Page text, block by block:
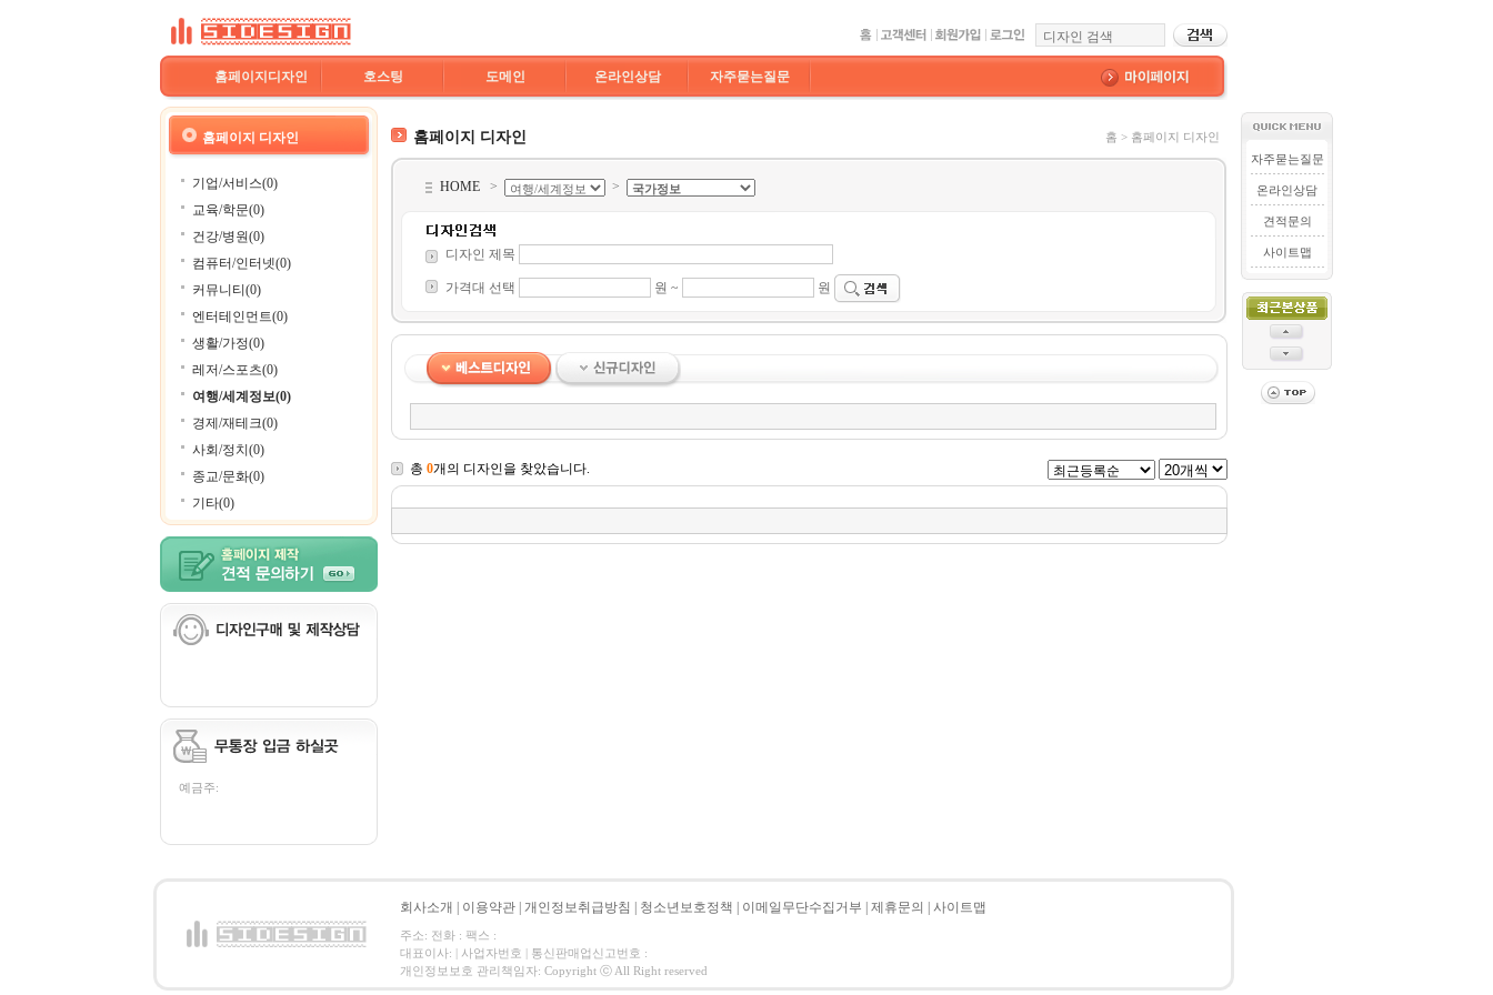
홈페이지디자인 호스팅 도메인 온라인상담 자주묻는질문
홈페이지 디자인
기업/서비스(0)
교육/학문(0)
건강/병원(0)
컴퓨터/인터넷(0)
커뮤니티(0)
엔터테인먼트(0)
생활/가정(0)
레저/스포츠(0)
여행/세계정보(0)
경제/재테크(0)
사회/정치(0)
종교/문화(0)
기타(0)
예금주:
홈페이지 디자인 홈 > 홈페이지 디자인
HOME > >
디자인 제목
가격대 선택 원 ~ 원
총 0개의 디자인을 찾았습니다.
자주묻는질문
온라인상담
견적문의
사이트맵
회사소개 이용약관 개인정보취급방침 청소년보호정책 이메일무단수집거부 제휴문의 사이트맵
주소: 전화 : 팩스 :
대표이사: | 사업자번호 | 통신판매업신고번호 :
개인정보보호 관리책임자: Copyright ⓒ All Right reserved